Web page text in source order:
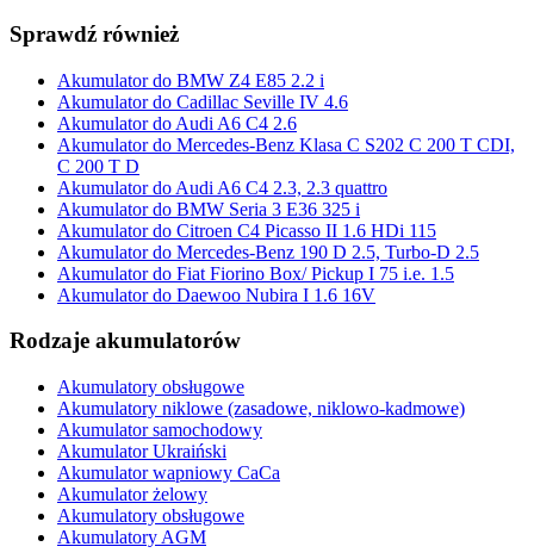
Sprawdź również
Akumulator do BMW Z4 E85 2.2 i
Akumulator do Cadillac Seville IV 4.6
Akumulator do Audi A6 C4 2.6
Akumulator do Mercedes-Benz Klasa C S202 C 200 T CDI,
C 200 T D
Akumulator do Audi A6 C4 2.3, 2.3 quattro
Akumulator do BMW Seria 3 E36 325 i
Akumulator do Citroen C4 Picasso II 1.6 HDi 115
Akumulator do Mercedes-Benz 190 D 2.5, Turbo-D 2.5
Akumulator do Fiat Fiorino Box/ Pickup I 75 i.e. 1.5
Akumulator do Daewoo Nubira I 1.6 16V
Rodzaje akumulatorów
Akumulatory obsługowe
Akumulatory niklowe (zasadowe, niklowo-kadmowe)
Akumulator samochodowy
Akumulator Ukraiński
Akumulator wapniowy CaCa
Akumulator żelowy
Akumulatory obsługowe
Akumulatory AGM